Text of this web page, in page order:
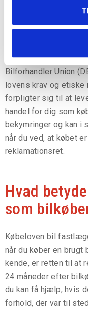
men det er ikke
vælge en troværdig
Ved at handle med
Bilforhandler Union
lovens krav og etiske
forpligter sig til at
handel for dig som
bekymringer og kan i
når du ved, at købet
reklamationsret.
Hvad
som
Købeloven bil
når du køber en brugt
kende, er retten til at
24 måneder efter
du kan få hjælp, hvis
forhold, der var til